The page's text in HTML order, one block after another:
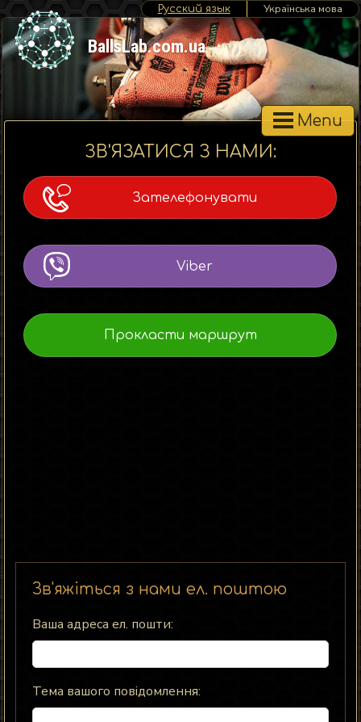
Pусский язык Українська мова
BallsLab.com.ua
Menu
ЗВ'ЯЗАТИСЯ З НАМИ:
Зателефонувати
Viber
Прокласти маршрут
Зв'яжіться з нами ел. поштою
Ваша адреса ел. пошти:
Тема вашого повідомлення: